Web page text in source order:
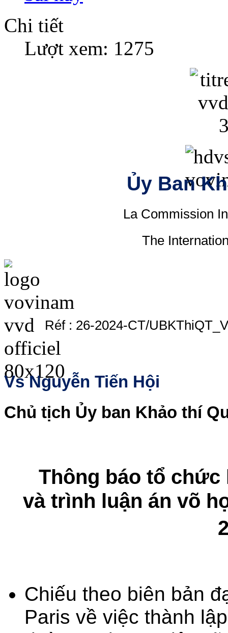
Chi tiết
Lượt xem: 1275
Ủy Ban
La Commission
The
Réf : 26-2024-CT/
Vs Nguyễn Tiến Hội
Chủ tịch Ủy ban Khảo thí
Thông báo tổ chức
và trình luận án võ
Chiếu theo biên bản
Paris về việc thành